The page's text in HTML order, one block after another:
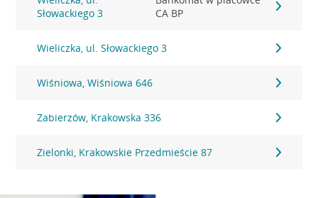
Słowackiego 3
CA BP
Wieliczka, ul. Słowackiego 3
Wiśniowa, Wiśniowa 646
Zabierzów, Krakowska 336
Zielonki, Krakowskie Przedmieście 87